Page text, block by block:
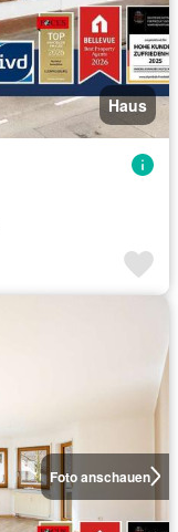
Haus
Foto anschauen